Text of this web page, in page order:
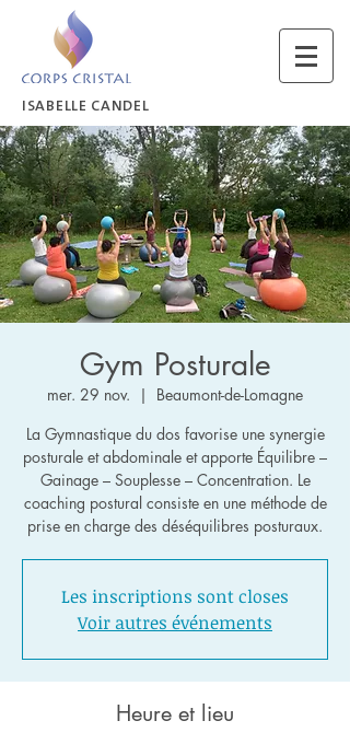
ISABELLE CANDEL
Gym Posturale
mer. 29 nov.
  |
Beaumont-de-Lomagne
La Gymnastique du dos favorise une synergie
posturale et abdominale et apporte Équilibre –
Gainage – Souplesse – Concentration. Le
coaching postural consiste en une méthode de
Les inscriptions sont closes
Voir autres événements
Heure et lieu